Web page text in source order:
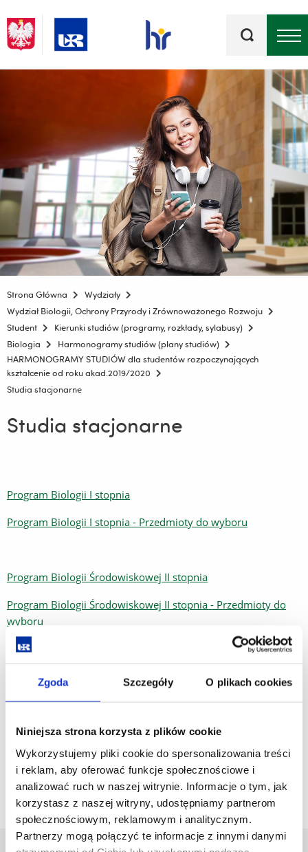
Zgoda Szczegóły O plikach cookies
Niniejsza strona korzysta z plików cookie
Wykorzystujemy pliki cookie do spersonalizowania treści
i reklam, aby oferować funkcje społecznościowe i
analizować ruch w naszej witrynie. Informacje o tym, jak
korzystasz z naszej witryny, udostępniamy partnerom
społecznościowym, reklamowym i analitycznym.
Partnerzy mogą połączyć te informacje z innymi danymi
kluczowe
Strona Główna
Wydziały
Wydział Biologii, Ochrony Przyrody i Zrównoważonego Rozwoju
Student
Kierunki studiów (programy, rozkłady, sylabusy)
Biologia
Harmonogramy studiów (plany studiów)
HARMONOGRAMY STUDIÓW dla studentów rozpoczynających
kształcenie od roku akad.2019/2020
Studia stacjonarne
Studia stacjonarne
Program Biologii I stopnia
Program Biologii I stopnia - Przedmioty do wyboru
Program Biologii Środowiskowej II stopnia
Program Biologii Środowiskowej II stopnia - Przedmioty do
wyboru
Program Biologii Eksperymentalnej II stopnia
Program Biologii Eksperymentalnej II stopnia - Przedmioty do